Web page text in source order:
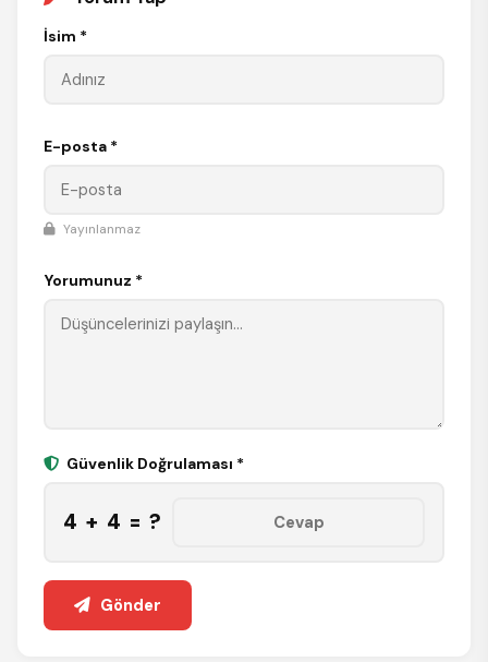
İsim *
E-posta *
Yayınlanmaz
Yorumunuz *
Güvenlik Doğrulaması *
4 + 4 = ?
Gönder